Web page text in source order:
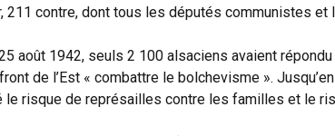
211 contre, dont tous les députés communistes
août 1942, seuls 2 100 alsaciens avaient
de l’Est « combattre le bolchevisme ».
le risque de représailles contre les familles et le